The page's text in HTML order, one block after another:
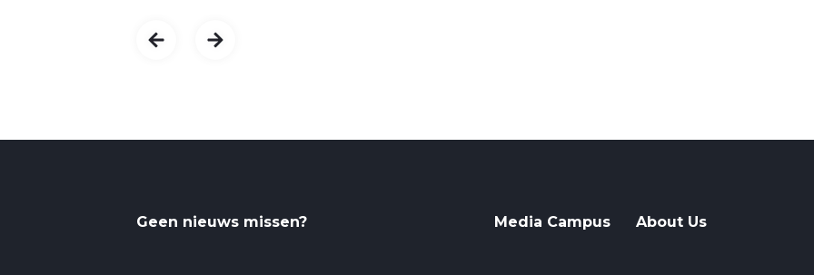
Geen nieuws missen? Media Campus About Us